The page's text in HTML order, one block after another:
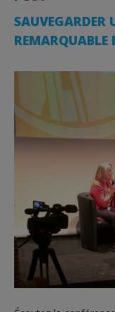
SAUVEGARDER
REMARQUABLE